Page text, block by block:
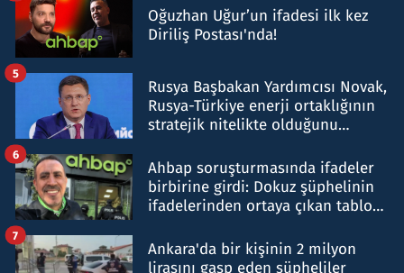
Oğuzhan Uğur’un ifadesi ilk kez
Diriliş Postası'nda!
Rusya Başbakan Yardımcısı Novak,
Rusya-Türkiye enerji ortaklığının
stratejik nitelikte olduğunu
5
Ahbap soruşturmasında ifadeler
birbirine girdi: Dokuz şüphelinin
ifadelerinden ortaya çıkan tablo
6
Ankara'da bir kişinin 2 milyon
lirasını gasp eden şüpheliler
7